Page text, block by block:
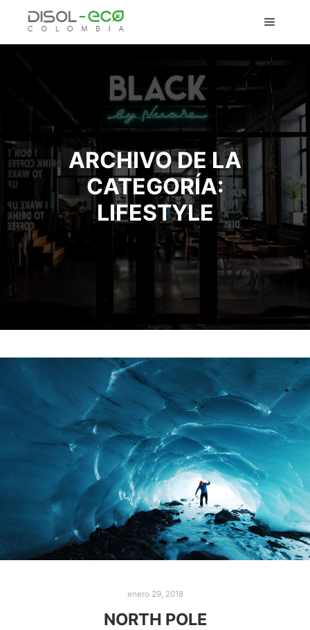
ARCHIVO DE LA
CATEGORÍA:
LIFESTYLE
enero 29, 2018
NORTH POLE